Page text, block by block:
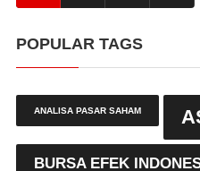
POPULAR TAGS
ANALISA PASAR SAHAM
BURSA EFEK